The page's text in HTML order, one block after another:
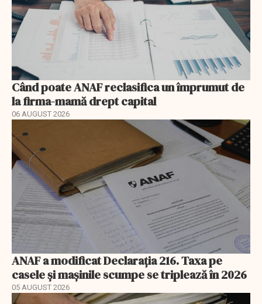
Când poate ANAF reclasifica un împrumut de
la firma-mamă drept capital
06 AUGUST 2026
ANAF a modificat Declarația 216. Taxa pe
casele și mașinile scumpe se triplează în 2026
05 AUGUST 2026